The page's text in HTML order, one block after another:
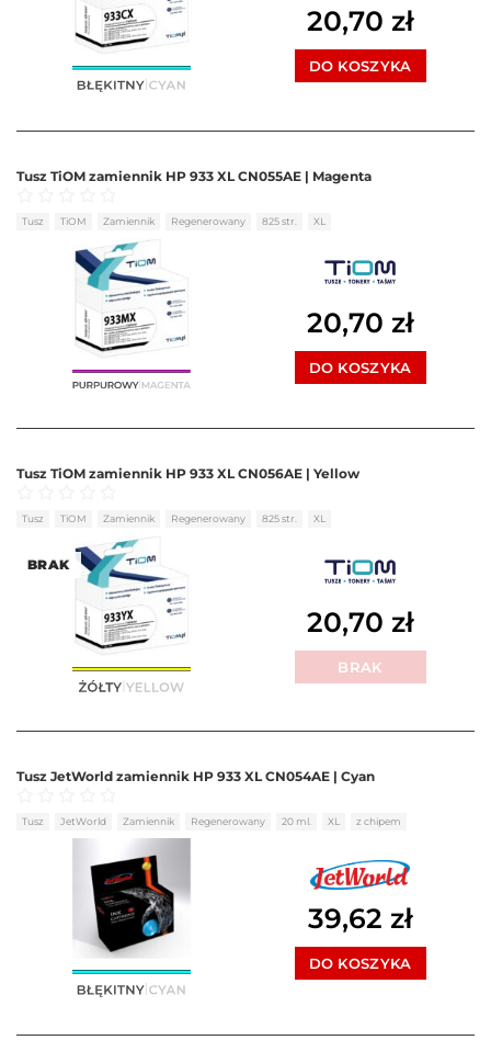
20,70 zł
DO KOSZYKA
Tusz TiOM zamiennik HP 933 XL CN055AE | Magenta
Oceniono 0na 5
Tusz TiOM Zamiennik Regenerowany 825 str. XL
20,70 zł
DO KOSZYKA
BRAK
Tusz TiOM zamiennik HP 933 XL CN056AE | Yellow
Oceniono 0na 5
Tusz TiOM Zamiennik Regenerowany 825 str. XL
20,70 zł
BRAK
Tusz JetWorld zamiennik HP 933 XL CN054AE | Cyan
Oceniono0 na 5
Tusz JetWorld Zamiennik Regenerowany 20 ml. XL z chipem
39,62 zł
DO KOSZYKA